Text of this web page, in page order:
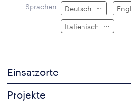
Sprachen Deutsch
Italienisch
Einsatzorte
Projekte